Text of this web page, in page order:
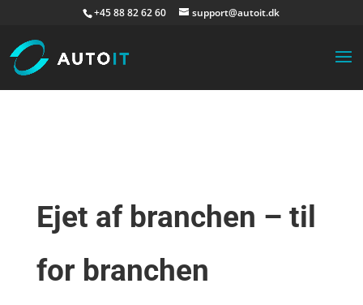
+45 88 82 62 60 support@autoit.dk
Ejet af branchen – til
for branchen